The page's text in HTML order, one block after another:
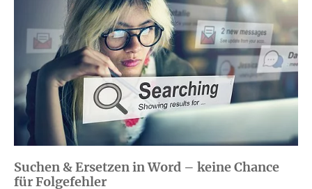
Suchen & Ersetzen in Word – keine Chance
für Folgefehler